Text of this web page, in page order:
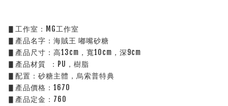
▋工作室：MG工作室
▋產品名字：海賊王 嘟嘴砂糖
▋產品尺寸：高13cm，寬10cm，深9cm
▋產品材質  ：PU，樹脂
▋配置：砂糖主體，烏索普特典
▋產品價格：1670
▋產品定金：760